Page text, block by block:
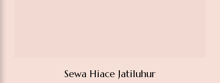
Sewa Hiace Jatiluhur